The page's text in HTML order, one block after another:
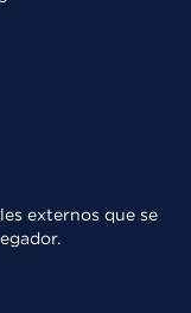
externos que se